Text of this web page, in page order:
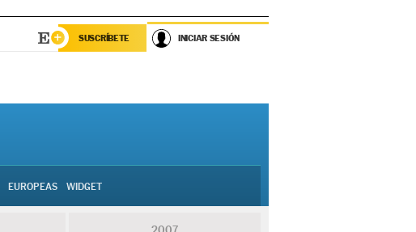
SUSCRÍBETE INICIAR SESIÓN
EUROPEAS WIDGET